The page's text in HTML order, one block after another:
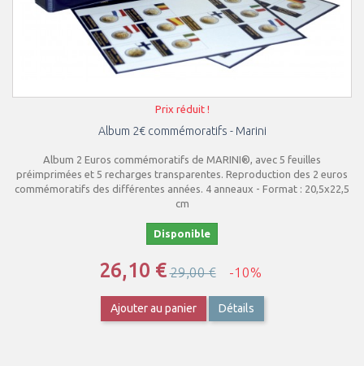
Prix réduit !
Album 2€ commémoratifs - Marini
Album 2 Euros commémoratifs de MARINI®, avec 5 feuilles
préimprimées et 5 recharges transparentes. Reproduction des 2 euros
commémoratifs des différentes années. 4 anneaux - Format : 20,5x22,5
cm
Disponible
26,10 €29,00 € -10%
Ajouter au panier Détails